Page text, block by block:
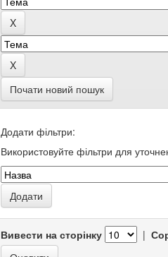
Почати новий пошук
Додати фільтри:
Використовуйте фільтри для
Вивести на сторінку |